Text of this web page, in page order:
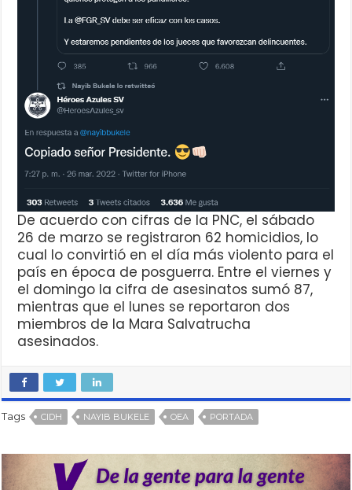
De acuerdo con cifras de la PNC, el sábado
26 de marzo se registraron 62 homicidios, lo
cual lo convirtió en el día más violento para el
país en época de posguerra. Entre el viernes y
el domingo la cifra de asesinatos sumó 87,
mientras que el lunes se reportaron dos
miembros de la Mara Salvatrucha
asesinados.
Tags CIDH NAYIB BUKELE OEA PORTADA